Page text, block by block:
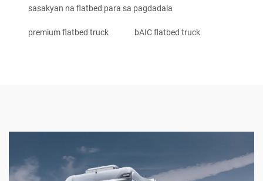
sasakyan na flatbed para sa pagdadala
premium flatbed truck bAIC flatbed truck